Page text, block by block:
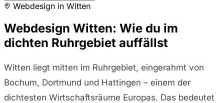
Webdesign in Witten
Webdesign Witten: Wie du im
dichten Ruhrgebiet auffällst
Witten liegt mitten im Ruhrgebiet, eingerahmt von
Bochum, Dortmund und Hattingen – einem der
dichtesten Wirtschaftsräume Europas. Das bedeutet